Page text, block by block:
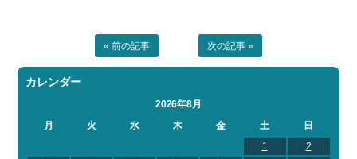
« 前の記事 次の記事 »
カレンダー
2026年8月
月
火 水 木 金 土
日
1
2